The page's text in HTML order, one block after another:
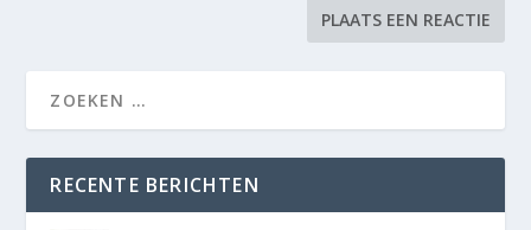
RECENTE BERICHTEN